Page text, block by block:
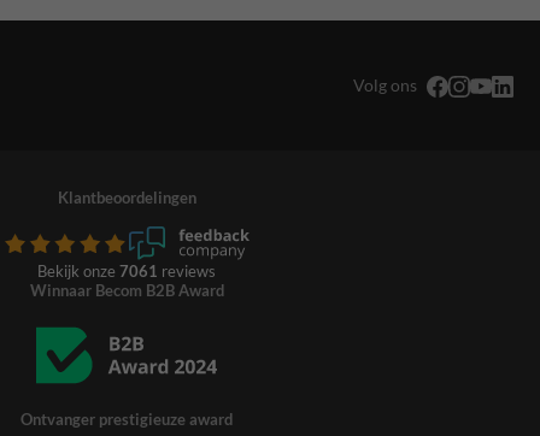
Volg ons
Klantbeoordelingen
Bekijk onze 7061 reviews
Winnaar Becom B2B Award
Ontvanger prestigieuze award